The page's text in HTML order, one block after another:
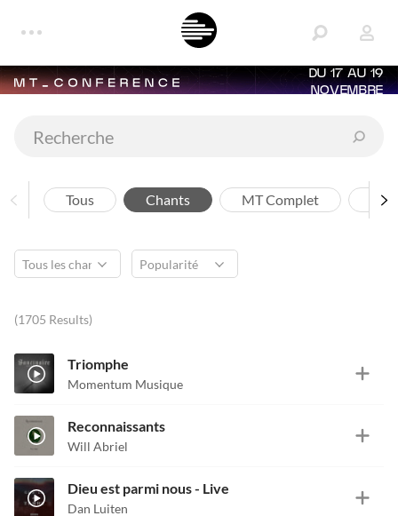
DU 17 AU 19
NOVEMBRE
Tous Chants MT Complet
(1705 Results)
Triomphe
Momentum Musique
Reconnaissants
Will Abriel
Dieu est parmi nous - Live
Dan Luiten